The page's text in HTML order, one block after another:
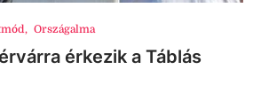
, Országalma
érkezik a Táblás